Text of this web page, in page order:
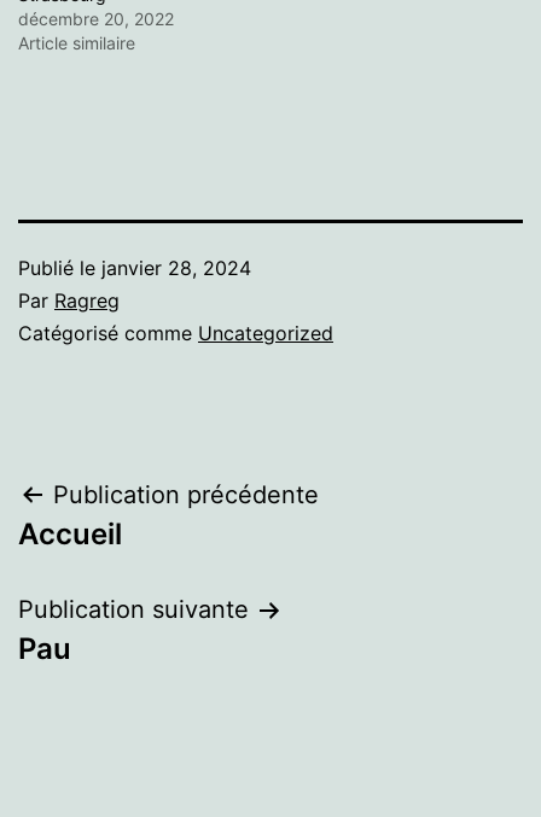
décembre 20, 2022
Article similaire
Publié le janvier 28, 2024
Par Ragreg
Catégorisé comme Uncategorized
Navigation
de
l’article
Publication précédente
Accueil
Publication suivante
Pau